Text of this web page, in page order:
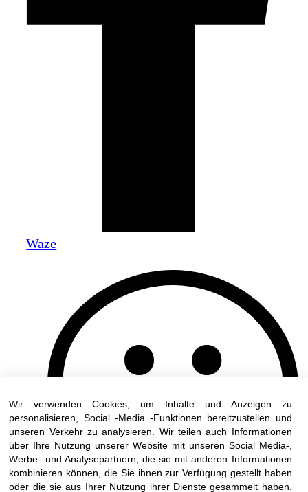
Waze
Wir verwenden Cookies, um Inhalte und Anzeigen zu
personalisieren, Social -Media -Funktionen bereitzustellen und
unseren Verkehr zu analysieren. Wir teilen auch Informationen
über Ihre Nutzung unserer Website mit unseren Social Media-,
Werbe- und Analysepartnern, die sie mit anderen Informationen
kombinieren können, die Sie ihnen zur Verfügung gestellt haben
oder die sie aus Ihrer Nutzung ihrer Dienste gesammelt haben.